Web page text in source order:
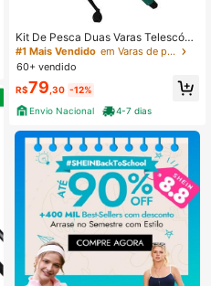
Kit De Pesca Duas Varas Telescópi
cas Para Molinete De 1,70m 2 Molin
etes De Um Rolamento Com Linha,
Conjunto Leve E Muito Eficiente Pa
ra Pesca em Rios , Lagos e Pesquei
#1 Mais Vendido
em Varas de pesca
60+ vendido
R$79 ,30 -12%
Envio Nacional
4-7 dias